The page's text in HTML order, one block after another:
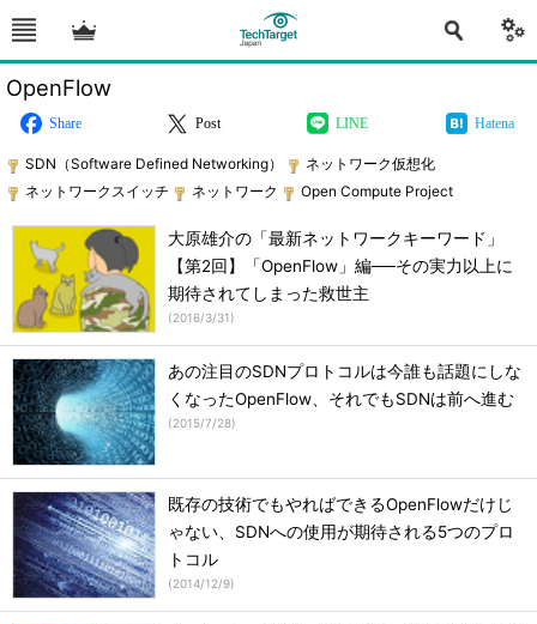
OpenFlow
Share Post LINE Hatena
SDN（Software Defined Networking）
ネットワーク仮想化
ネットワークスイッチ
ネットワーク Open Compute Project
大原雄介の「最新ネットワークキーワード」
【第2回】「OpenFlow」編──その実力以上に
期待されてしまった救世主
(2016/3/31)
あの注目のSDNプロトコルは今誰も話題にしな
くなったOpenFlow、それでもSDNは前へ進む
(2015/7/28)
既存の技術でもやればできるOpenFlowだけじ
ゃない、SDNへの使用が期待される5つのプロ
トコル
(2014/12/9)